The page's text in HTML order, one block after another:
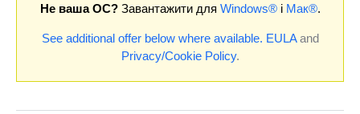
Не ваша ОС?Завантажити для Windows®і Мак®.
See additional offer below where available. EULAand
Privacy/Cookie Policy.